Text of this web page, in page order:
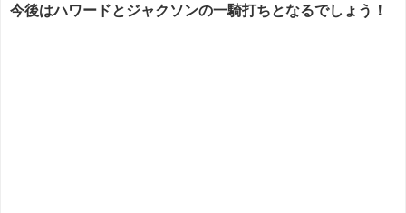
今後はハワードとジャクソンの一騎打ちとなるでしょう！